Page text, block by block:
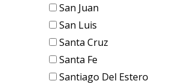
San Juan
San Luis
Santa Cruz
Santa Fe
Santiago Del Estero